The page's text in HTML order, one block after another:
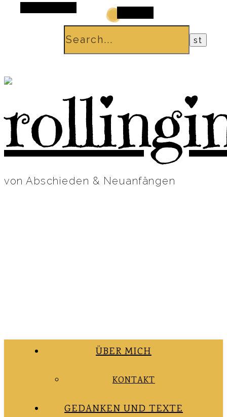
von Abschieden & Neuanfängen
ÜBER MICH
KONTAKT
GEDANKEN UND TEXTE